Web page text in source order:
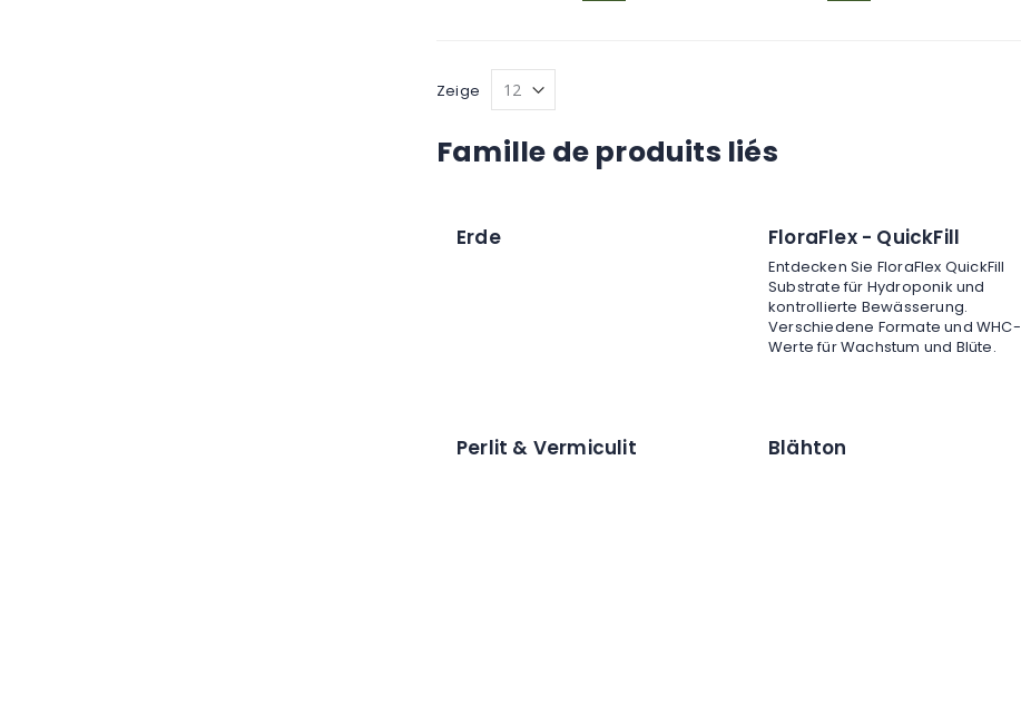
Zeige
Famille de produits liés
Erde FloraFlex - QuickFill
Entdecken Sie FloraFlex QuickFill
Substrate für Hydroponik und
kontrollierte Bewässerung.
Verschiedene Formate und WHC-
Werte für Wachstum und Blüte.
Perlit & Vermiculit Blähton